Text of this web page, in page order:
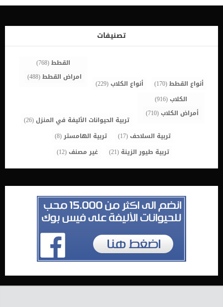
خلايا الدم الحمراء فى الكلاب فقدان الشهية إسهال لون البشرة الشاحب
والأعراض والعلاج) الاسباب الكامنة خلف فقر الدم من الخلايا المتضخمة عند
الكلاب _نقص فيتامين ب 12 وحمض الفوليك _سرطان الدم _ اضطراب نخاع
العظام _ علم الوراثة _الأدوية مثل العلاج الكيميائي تشخيص […]
تصنيفات
أنواع القطط(170) أنواع الكلاب(229)
القطط(768)
امراض القطط(488)
الكلاب(916)
أمراض الكلاب(710)
تربية الحيوانات الأليفة في المنزل(26)
تربية السلاحف(17) تربية الهامستر(8)
تربية طيور الزينة (21) غير مصنف(12)